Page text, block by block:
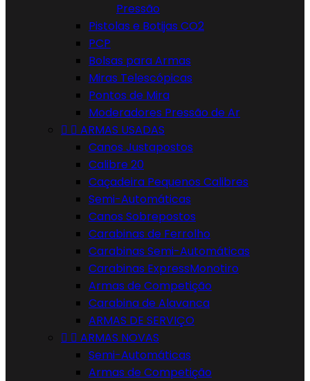
Pressão
Pistolas e Botijas CO2
PCP
Bolsas para Armas
Miras Telescópicas
Pontos de Mira
Moderadores Pressão de Ar
  ARMAS USADAS
Canos Justapostos
Calibre 20
Caçadeira Pequenos Calibres
Semi-Automáticas
Canos Sobrepostos
Carabinas de Ferrolho
Carabinas Semi-Automáticas
Carabinas ExpressMonotiro
Armas de Competição
Carabina de Alavanca
ARMAS DE SERVIÇO
  ARMAS NOVAS
Semi-Automáticas
Armas de Competição